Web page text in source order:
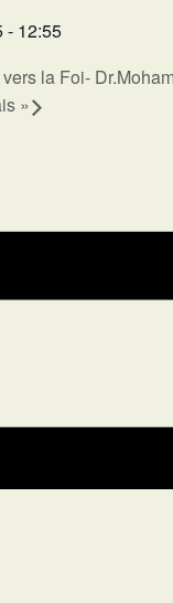
- 12:55
la Foi-
»